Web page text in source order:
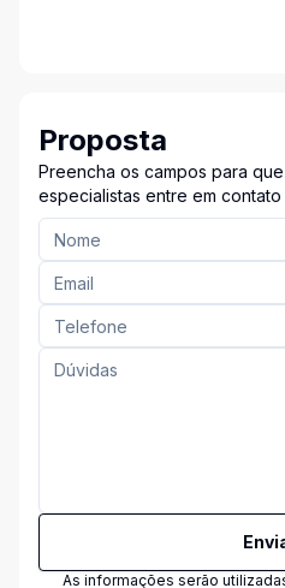
Proposta
Preencha os campos para
especialistas entre em contato
As informações serão